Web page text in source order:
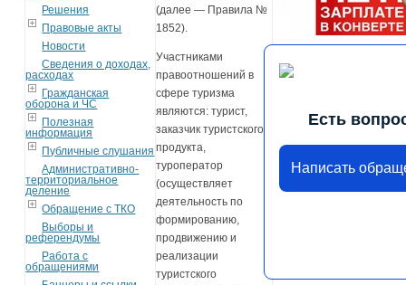
Решения
Правовые акты
Новости
Сведения о доходах,
расходах
Гражданская
оборона и ЧС
Полезная
информация
Публичные слушания
Административно-
территориальное
деление
Обращение с ТКО
Выборы и
референдумы
Работа с
обращениями
(далее — Правила №
1852).
Участниками
правоотношений в
сфере туризма
являются: турист,
заказчик туристского
продукта,
туроператор
(осуществляет
деятельность по
формированию,
продвижению и
реализации
туристского
Есть
Написать